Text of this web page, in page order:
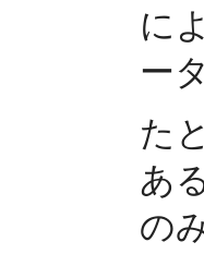
に
ー
た
あ
の